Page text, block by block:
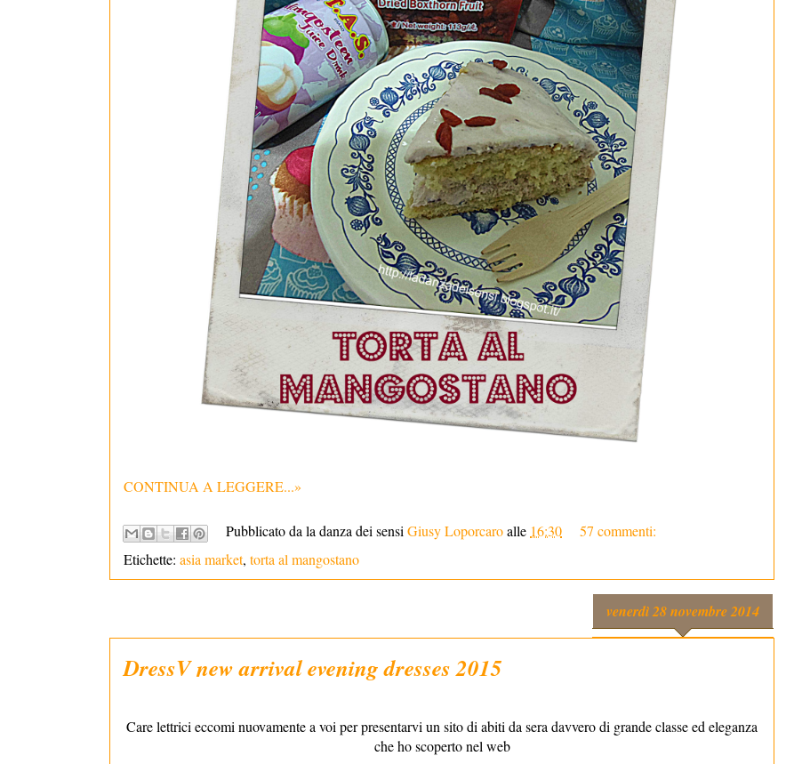
CONTINUA A LEGGERE...»
Pubblicato da la danza dei sensi Giusy Loporcaroalle 16:30
57 commenti:
Etichette: asia market, torta al mangostano
venerdì 28 novembre 2014
DressV new arrival evening dresses 2015
Care lettrici eccomi nuovamente a voi per presentarvi un sito di abiti da sera davvero di grande classe ed eleganza
che ho scoperto nel web